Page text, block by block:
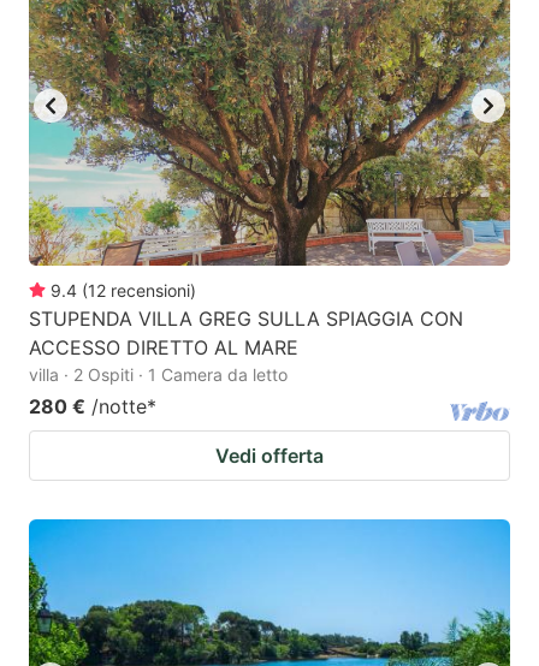
9.4 (12 recensioni)
STUPENDA VILLA GREG SULLA SPIAGGIA CON
ACCESSO DIRETTO AL MARE
villa · 2 Ospiti · 1 Camera da letto
280 € /notte*
Vedi offerta